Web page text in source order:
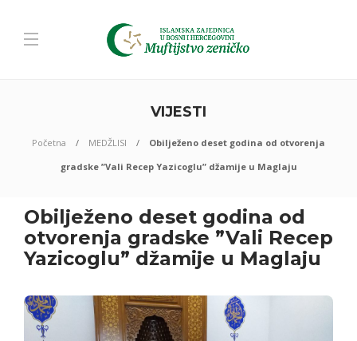
VIJESTI
Početna MEDŽLISI
Obilježeno deset godina od otvorenja
gradske ”Vali Recep Yazicoglu” džamije u Maglaju
Obilježeno deset godina od
otvorenja gradske ”Vali Recep
Yazicoglu” džamije u Maglaju